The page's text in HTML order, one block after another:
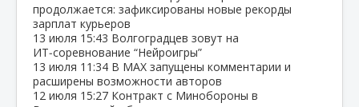
продолжается: зафиксированы новые рекорды
зарплат курьеров
13 июля 15:43 Волгоградцев зовут на
ИТ‑соревнование “Нейроигры”
13 июля 11:34 В МАХ запущены комментарии и
расширены возможности авторов
12 июля 15:27 Контракт с Минобороны в